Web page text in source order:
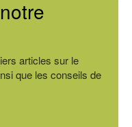
articles sur le
que les conseils de